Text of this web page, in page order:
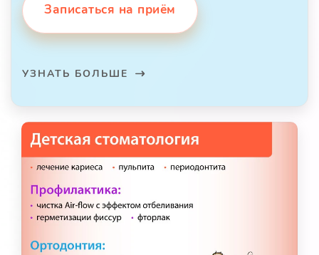
Записаться на приём
УЗНАТЬ БОЛЬШЕ